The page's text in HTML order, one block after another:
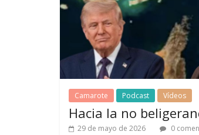
Camarote Podcast Vídeos
Hacia la no
29 de mayo de 2026 0